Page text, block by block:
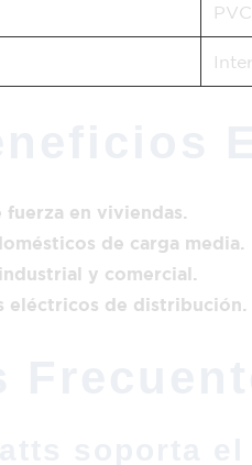
en viviendas.
de carga media.
y comercial.
eléctricos de distribución.